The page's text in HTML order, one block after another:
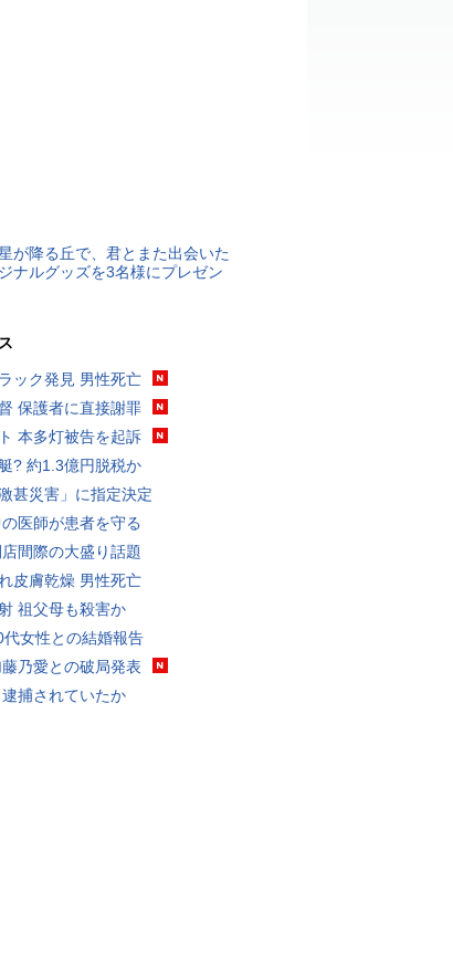
が降る丘で、君とまた出会いた
ナルグッズを3名様にプレゼン
ック発見 男性死亡
保護者に直接謝罪
本多灯被告を起訴
? 約1.3億円脱税か
甚災害」に指定決定
医師が患者を守る
間際の大盛り話題
皮膚乾燥 男性死亡
祖父母も殺害か
代女性との結婚報告
乃愛との破局発表
捕されていたか